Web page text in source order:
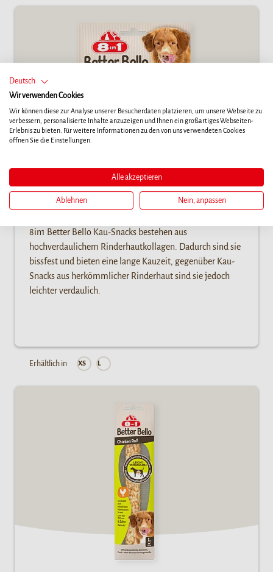
Better Bello Chicken Bones
8in1 Better Bello Kau-Snacks bestehen aus
hochverdaulichem Rinderhautkollagen. Dadurch sind sie
bissfest und bieten eine lange Kauzeit, gegenüber Kau-
Snacks aus herkömmlicher Rinderhaut sind sie jedoch
leichter verdaulich.
Erhältlich in XS L
Deutsch
Wir verwenden Cookies
Wir können diese zur Analyse unserer Besucherdaten platzieren, um unsere Webseite zu
verbessern, personalisierte Inhalte anzuzeigen und Ihnen ein großartiges Webseiten-
Erlebnis zu bieten. Für weitere Informationen zu den von uns verwendeten Cookies
öffnen Sie die Einstellungen.
Alle akzeptieren
Ablehnen Nein, anpassen